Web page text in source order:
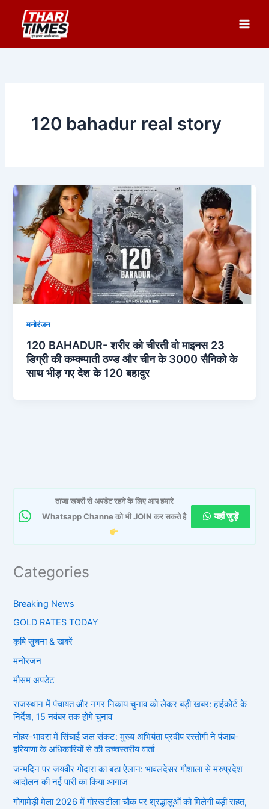
content
120 bahadur real story
मनोरंजन
120 BAHADUR- शरीर को चीरती वो माइनस 23
डिग्री की कम्क्म्पाती ठण्ड और चीन के 3000 सैनिको के
साथ भीड़ गए देश के 120 बहादुर
ताजा खबरों से अपडेट रहने के लिए आप हमारे
Whatsapp Channe को भी JOIN कर सकते है
यहाँ जुड़ें
Categories
Breaking News
GOLD RATES TODAY
कृषि सुचना & खबरें
मनोरंजन
मौसम अपडेट
राजस्थान में पंचायत और नगर निकाय चुनाव को लेकर बड़ी खबर: हाईकोर्ट के
निर्देश, 15 नवंबर तक होंगे चुनाव
नोहर-भादरा में सिंचाई जल संकट: मुख्य अभियंता प्रदीप रस्तोगी ने पंजाब-
हरियाणा के अधिकारियों से की उच्चस्तरीय वार्ता
जन्मदिन पर जयवीर गोदारा का बड़ा ऐलान: भावलदेसर गौशाला से मरुप्रदेश
आंदोलन की नई पारी का किया आगाज
गोगामेड़ी मेला 2026 में गोरखटीला चौक पर श्रद्धालुओं को मिलेगी बड़ी राहत,